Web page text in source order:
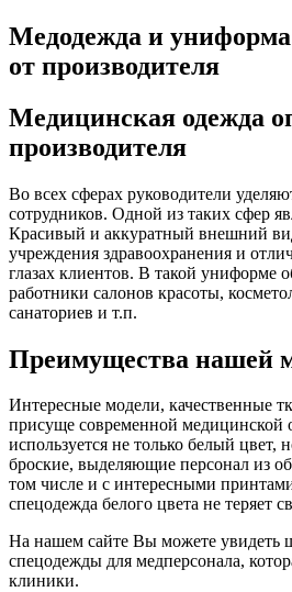
Медодежда и
от производителя
Медицинская одежда
производителя
Во всех сферах руководители
сотрудников. Одной из таких сфер
Красивый и аккуратный внешний
учреждения здравоохранения и
глазах клиентов. В такой униформе
работники салонов красоты,
санаториев и т.п.
Преимущества нашей
Интересные модели, качественные
присуще современной медицинской
используется не только белый цвет,
броские, выделяющие персонал из
том числе и с интересными
спецодежда белого цвета не теряет
На нашем сайте Вы можете увидеть
спецодежды для медперсонала,
клиники.